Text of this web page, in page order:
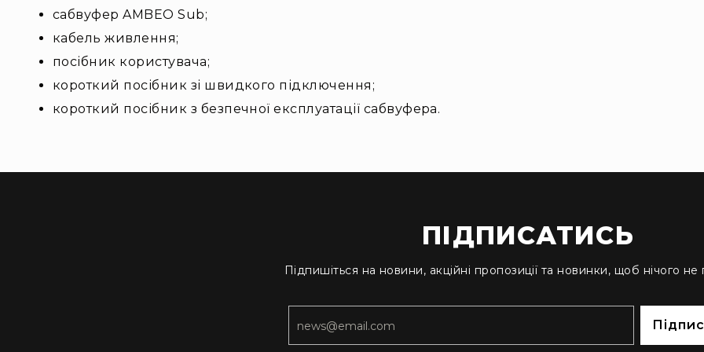
сабвуфер AMBEO Sub;
кабель живлення;
посібник користувача;
короткий посібник зі швидкого підключення;
короткий посібник з безпечної експлуатації сабвуфера.
ПІДПИСАТИСЬ
Підпишіться на новини, акційні пропозиції та новинки, щоб нічого не